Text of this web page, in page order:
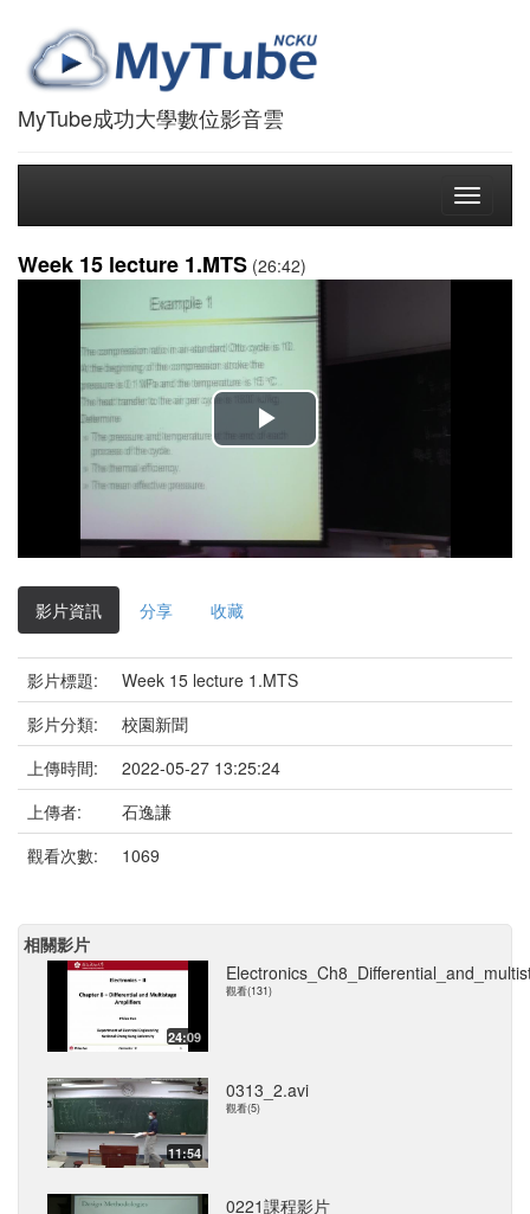
MyTube成功大學數位影音雲
Toggle
Week 15 lecture 1.MTS (26:42)
播
影
影片資訊 分享 收藏
影片標題:
Week 15 lecture 1.MTS
影片分類:
校園新聞
上傳時間:
2022-05-27 13:25:24
上傳者:
石逸謙
觀看次數:
1069
相關影片
24:09
觀看(131)
11:54
0313_2.avi
觀看(5)
0221課程影片